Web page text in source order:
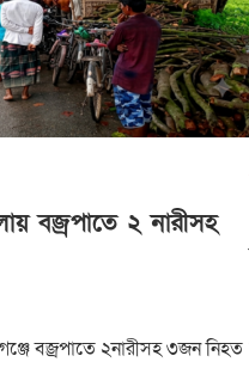
বজ্রপাতে ২ নারীসহ
বজ্রপাতে ২নারীসহ ৩জন নিহত